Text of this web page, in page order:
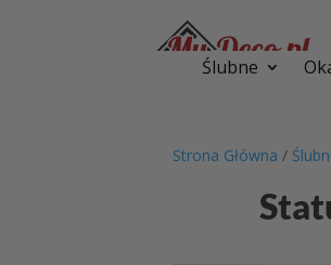
Ślubne
Strona Główna /